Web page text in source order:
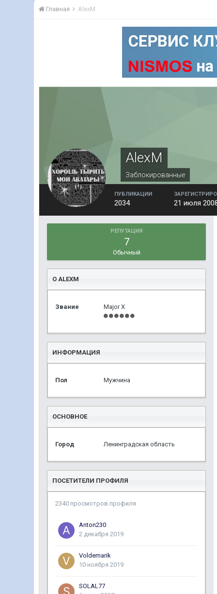
Главная AlexM
AlexM
Заблокированные
ПУБЛИКАЦИИ
2034 21 июля
РЕПУТАЦИЯ
7
Обычный
О ALEXM
Звание Major X
ИНФОРМАЦИЯ
Пол Мужчина
ОСНОВНОЕ
Город Ленинградская область
ПОСЕТИТЕЛИ ПРОФИЛЯ
2340 просмотров профиля
Anton230
2 декабря 2019
Voldemarik
10 ноября 2019
SOLAL77